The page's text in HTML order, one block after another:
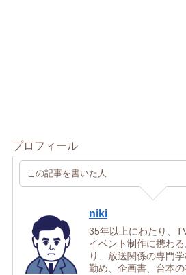
プロフィール
この記事を書いた人
niki
35年以上にわたり、
イベント制作に携わ
り、放送関係の専門
勤め、企画書、台本